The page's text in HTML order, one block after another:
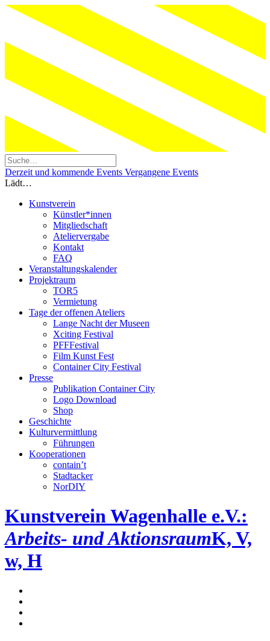
Derzeit und kommende Events Vergangene Events
Lädt…
Kunstverein
Künstler*innen
Mitgliedschaft
Ateliervergabe
Kontakt
FAQ
Veranstaltungskalender
Projektraum
TOR5
Vermietung
Tage der offenen Ateliers
Lange Nacht der Museen
Xciting Festival
PFFFestival
Film Kunst Fest
Container City Festival
Presse
Publikation Container City
Logo Download
Shop
Geschichte
Kulturvermittlung
Führungen
Kooperationen
contain’t
Stadtacker
NorDIY
Kunstverein Wagenhalle e.V.:
Arbeits- und AktionsraumK, V,
w, H